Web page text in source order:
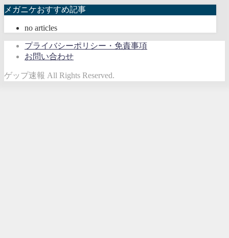
メガニケおすすめ記事
no articles
プライバシーポリシー・免責事項
お問い合わせ
ゲップ速報 All Rights Reserved.